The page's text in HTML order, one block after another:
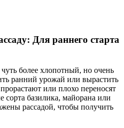
Для раннего старта
более хлопотный, но очень
ранний урожай или вырастить
или плохо переносят
сорта базилика, майорана или
рассадой, чтобы получить